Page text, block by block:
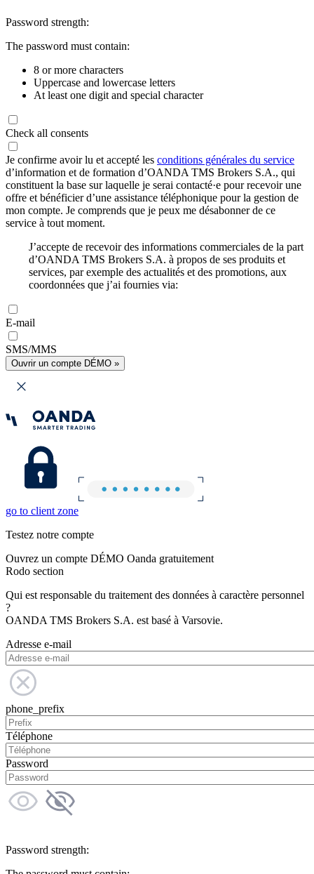
Password strength:
The password must contain:
8 or more characters
Uppercase and lowercase letters
At least one digit and special character
Check all consents
Je confirme avoir lu et accepté les conditions générales du service
d’information et de formation d’OANDA TMS Brokers S.A., qui
constituent la base sur laquelle je serai contacté·e pour recevoir une
offre et bénéficier d’une assistance téléphonique pour la gestion de
mon compte. Je comprends que je peux me désabonner de ce
service à tout moment.
J’accepte de recevoir des informations commerciales de la part
d’OANDA TMS Brokers S.A. à propos de ses produits et
services, par exemple des actualités et des promotions, aux
coordonnées que j’ai fournies via:
E-mail
SMS/MMS
Ouvrir un compte DÉMO »
go to client zone
Testez notre compte
Ouvrez un compte DÉMO Oanda gratuitement
Rodo section
Qui est responsable du traitement des données à caractère personnel
?
OANDA TMS Brokers S.A. est basé à Varsovie.
Adresse e-mail
phone_prefix
Téléphone
Password
Password strength: